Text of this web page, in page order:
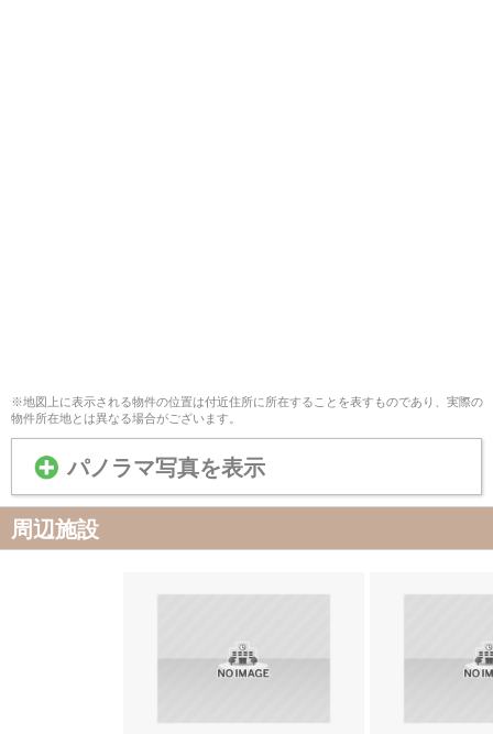
※地図上に表示される物件の位置は付近住所に所在することを表すものであり、実際の
物件所在地とは異なる場合がございます。
パノラマ写真を表示
周辺施設